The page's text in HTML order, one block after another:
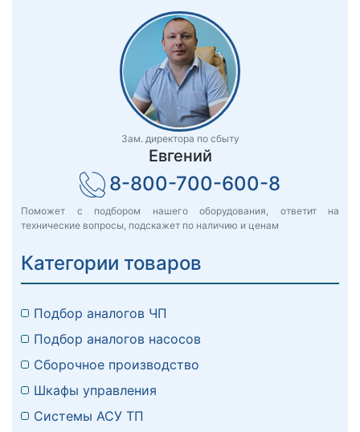
Зам. директора по сбыту
Евгений
8-800-700-600-8
Поможет с подбором нашего оборудования, ответит на
технические вопросы, подскажет по наличию и ценам
Категории товаров
Подбор аналогов ЧП
Подбор аналогов насосов
Сборочное производство
Шкафы управления
Системы АСУ ТП